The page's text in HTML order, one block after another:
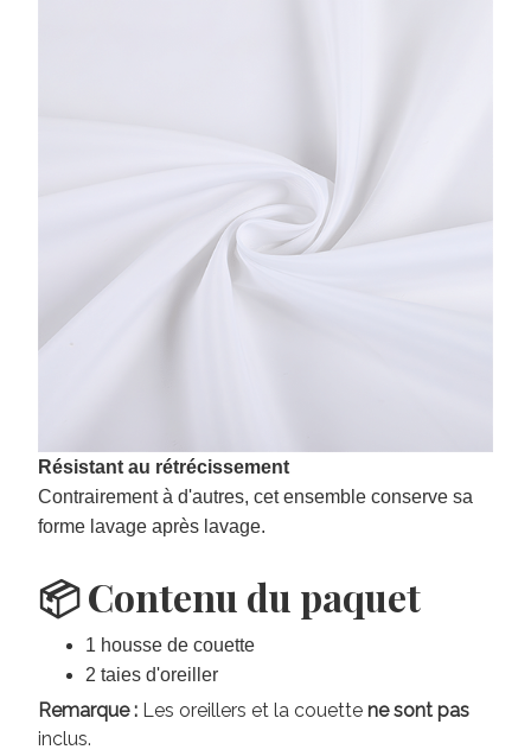
Résistant au rétrécissement
Contrairement à d'autres, cet ensemble conserve sa
forme lavage après lavage.
📦 Contenu du paquet
1 housse de couette
2 taies d'oreiller
Remarque : Les oreillers et la couette ne sont pas
inclus.